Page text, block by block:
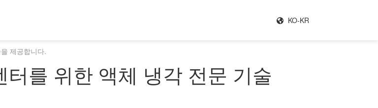
KO-KR
제공합니다.
를 위한 액체 냉각 전문 기술